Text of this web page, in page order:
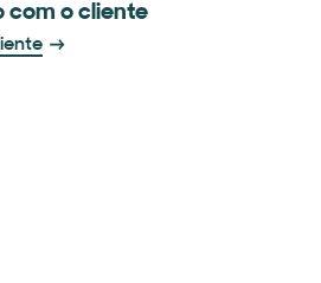
com o cliente